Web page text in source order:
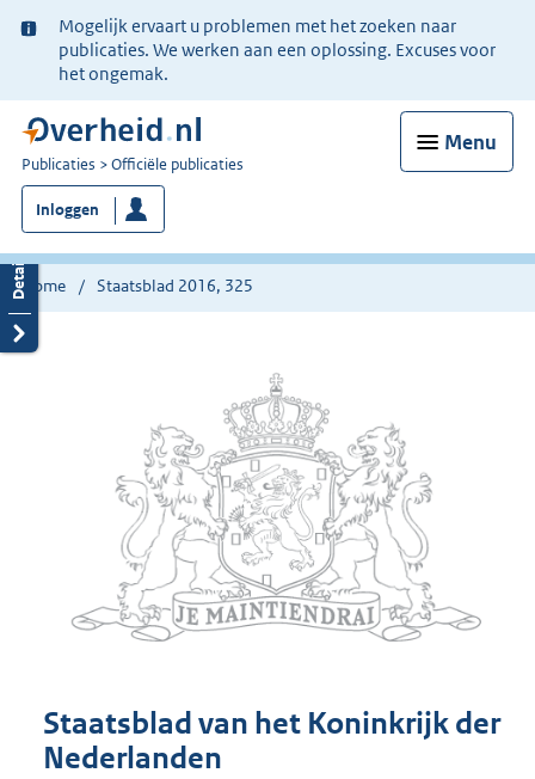
Ter
informatie:
Mogelijk ervaart u problemen met het zoeken naar
publicaties. We werken aan een oplossing. Excuses voor
het ongemak.
Menu
U
bent
nu
hier:
Publicaties Officiële publicaties
Inloggen
Home Staatsblad 2016, 325
Staatsblad van het Koninkrijk der
Nederlanden